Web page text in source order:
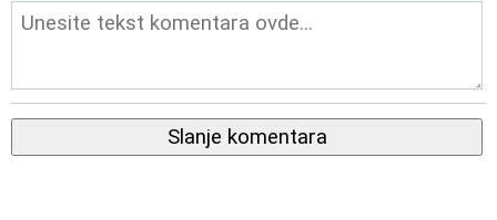
Slanje komentara